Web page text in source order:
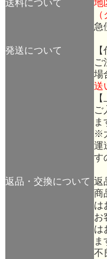
送料について
地
急
発送について
ご
場
送
ご
ま
※
運
す
返品・交換について 返
商
は
お
は
ま
不